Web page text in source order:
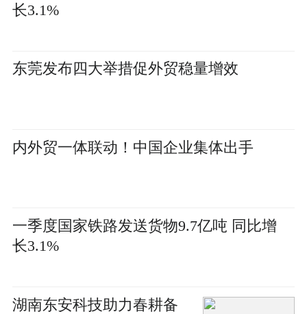
长3.1%
东莞发布四大举措促外贸稳量增效
内外贸一体联动！中国企业集体出手
一季度国家铁路发送货物9.7亿吨 同比增
长3.1%
湖南东安科技助力春耕备